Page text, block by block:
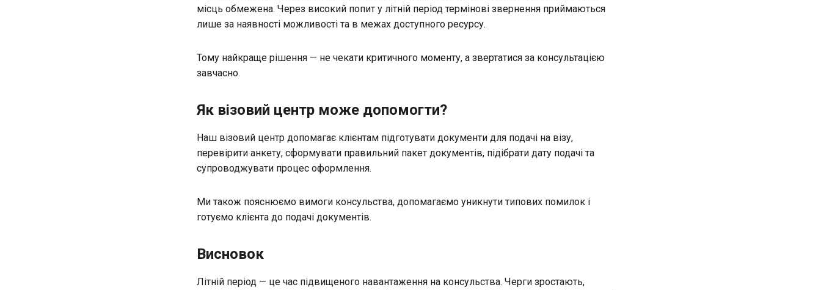
місць обмежена. Через високий попит у літній період термінові звернення приймаються
лише за наявності можливості та в межах доступного ресурсу.
Тому найкраще рішення — не чекати критичного моменту, а звертатися за консультацією
завчасно.
Як візовий центр може допомогти?
Наш візовий центр допомагає клієнтам підготувати документи для подачі на візу,
перевірити анкету, сформувати правильний пакет документів, підібрати дату подачі та
супроводжувати процес оформлення.
Ми також пояснюємо вимоги консульства, допомагаємо уникнути типових помилок і
готуємо клієнта до подачі документів.
Висновок
Літній період — це час підвищеного навантаження на консульства. Черги зростають,